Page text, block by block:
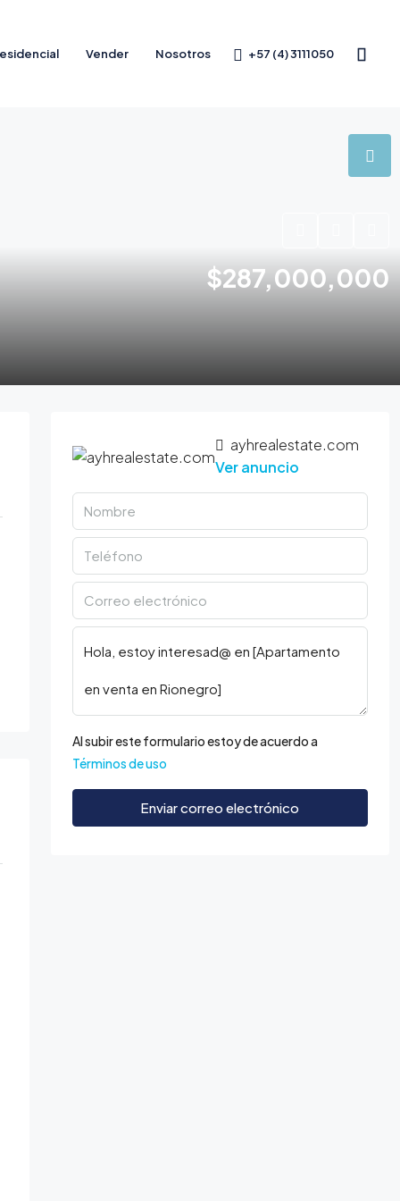
Vender Nosotros +57 (4) 3111050
$287,000,000
ayhrealestate.com
Ver anuncio
Al subir este formulario estoy de acuerdo a
Términos de uso
Enviar correo electrónico